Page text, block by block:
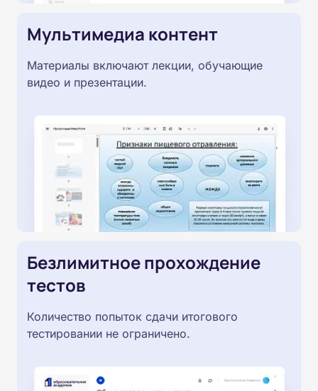
Мультимедиа контент
Материалы включают лекции, обучающие
видео и презентации.
Безлимитное прохождение
тестов
Количество попыток сдачи итогового
тестировании не ограничено.